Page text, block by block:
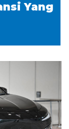
Yang